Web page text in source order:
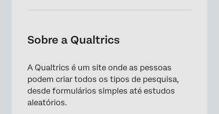
Sobre a Qualtrics
A Qualtrics é um site onde as pessoas
podem criar todos os tipos de pesquisa,
desde formulários simples até estudos
aleatórios.